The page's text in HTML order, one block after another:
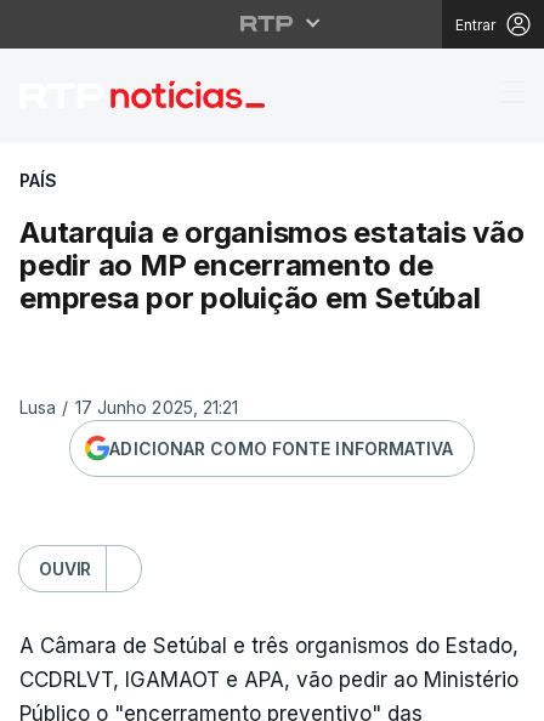
Entrar
Autarquia e
PAÍS
Autarquia e organismos estatais vão
pedir ao MP encerramento de
empresa por poluição em Setúbal
Lusa / 17 Junho 2025, 21:21
ADICIONAR COMO FONTE INFORMATIVA
OUVIR
A Câmara de Setúbal e três organismos do Estado,
CCDRLVT, IGAMAOT e APA, vão pedir ao Ministério
Público o "encerramento preventivo" das